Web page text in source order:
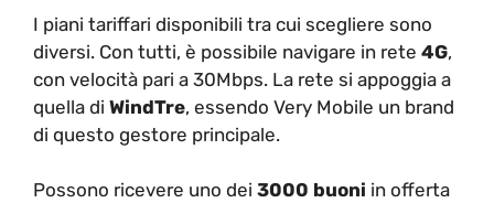
I piani tariffari disponibili tra cui scegliere sono
diversi. Con tutti, è possibile navigare in rete 4G,
con velocità pari a 30Mbps. La rete si appoggia a
quella di WindTre, essendo Very Mobile un brand
di questo gestore principale.
Possono ricevere uno dei 3000 buoni in offerta